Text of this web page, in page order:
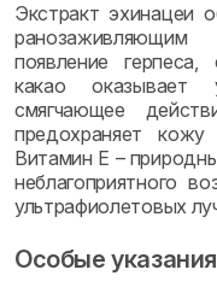
Экстракт эхинацеи
появление
какао оказывает
смягчающее
предохраняет
Витамин Е –
неблагоприятного
ультрафиолетовых
Особые указания